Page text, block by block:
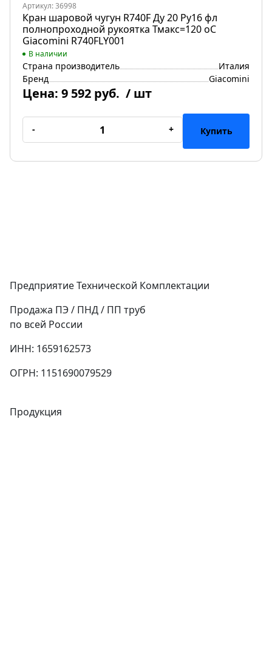
Артикул: 36998
Кран шаровой чугун R740F Ду 20 Ру16 фл
полнопроходной рукоятка Тмакс=120 оС
Giacomini R740FLY001
В наличии
Страна производитель
Италия
Бренд
Giacomini
Цена: 9 592 руб. / шт
- + Купить
Предприятие Технической Комплектации
Продажа ПЭ / ПНД / ПП труб
по всей России
ИНН: 1659162573
ОГРН: 1151690079529
Продукция